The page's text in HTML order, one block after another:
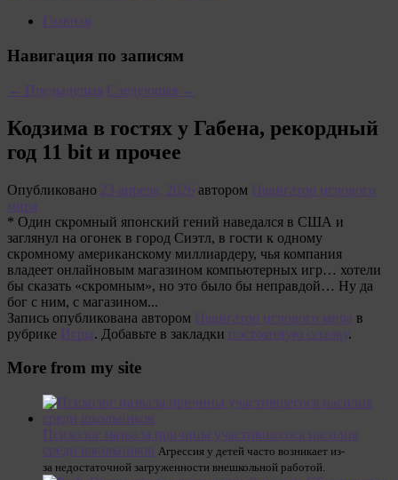
Главная
Навигация по записям
← Предыдущая Следующая →
Кодзима в гостях у Габена, рекордный
год 11 bit и прочее
Опубликовано 23 апреля, 2026 автором Навигатор игрового
мира
* Один скромный японский гений наведался в США и
заглянул на огонек в город Сиэтл, в гости к одному
скромному американскому миллиардеру, чья компания
владеет онлайновым магазином компьютерных игр… хотели
бы сказать «скромным», но это было бы неправдой… Ну да
бог с ним, с магазином...
Запись опубликована автором Навигатор игрового мира в
рубрике Игры. Добавьте в закладки постоянную ссылку.
More from my site
Психолог назвала причины участившегося насилия
среди школьников Агрессия у детей часто возникает из-
за недостаточной загруженности внешкольной работой.